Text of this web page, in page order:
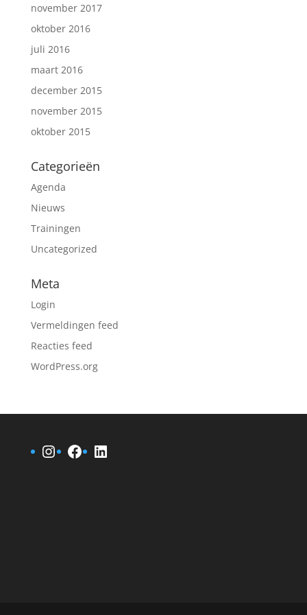
november 2017
oktober 2016
juli 2016
maart 2016
december 2015
november 2015
oktober 2015
Categorieën
Agenda
Nieuws
Trainingen
Uncategorized
Meta
Login
Vermeldingen feed
Reacties feed
WordPress.org
Instagram
Facebook
LinkedIn